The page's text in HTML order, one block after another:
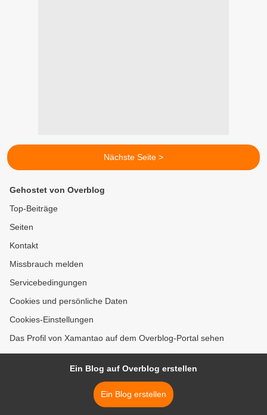
Nächste Seite >
Gehostet von Overblog
Top-Beiträge
Seiten
Kontakt
Missbrauch melden
Servicebedingungen
Cookies und persönliche Daten
Cookies-Einstellungen
Das Profil von Xamantao auf dem Overblog-Portal sehen
Ein Blog auf Overblog erstellen
Ein Blog erstellen